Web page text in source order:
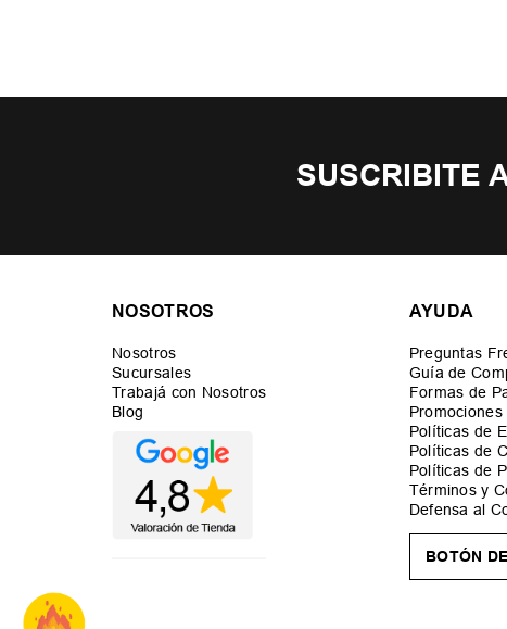
SUSCRIBITE
NOSOTROS
Nosotros
Sucursales
Trabajá con Nosotros
Blog
AYUDA
Preguntas
Guía de
Formas de
Promociones
Políticas de
Políticas de
Políticas de
Términos y
Defensa al
BOTÓN